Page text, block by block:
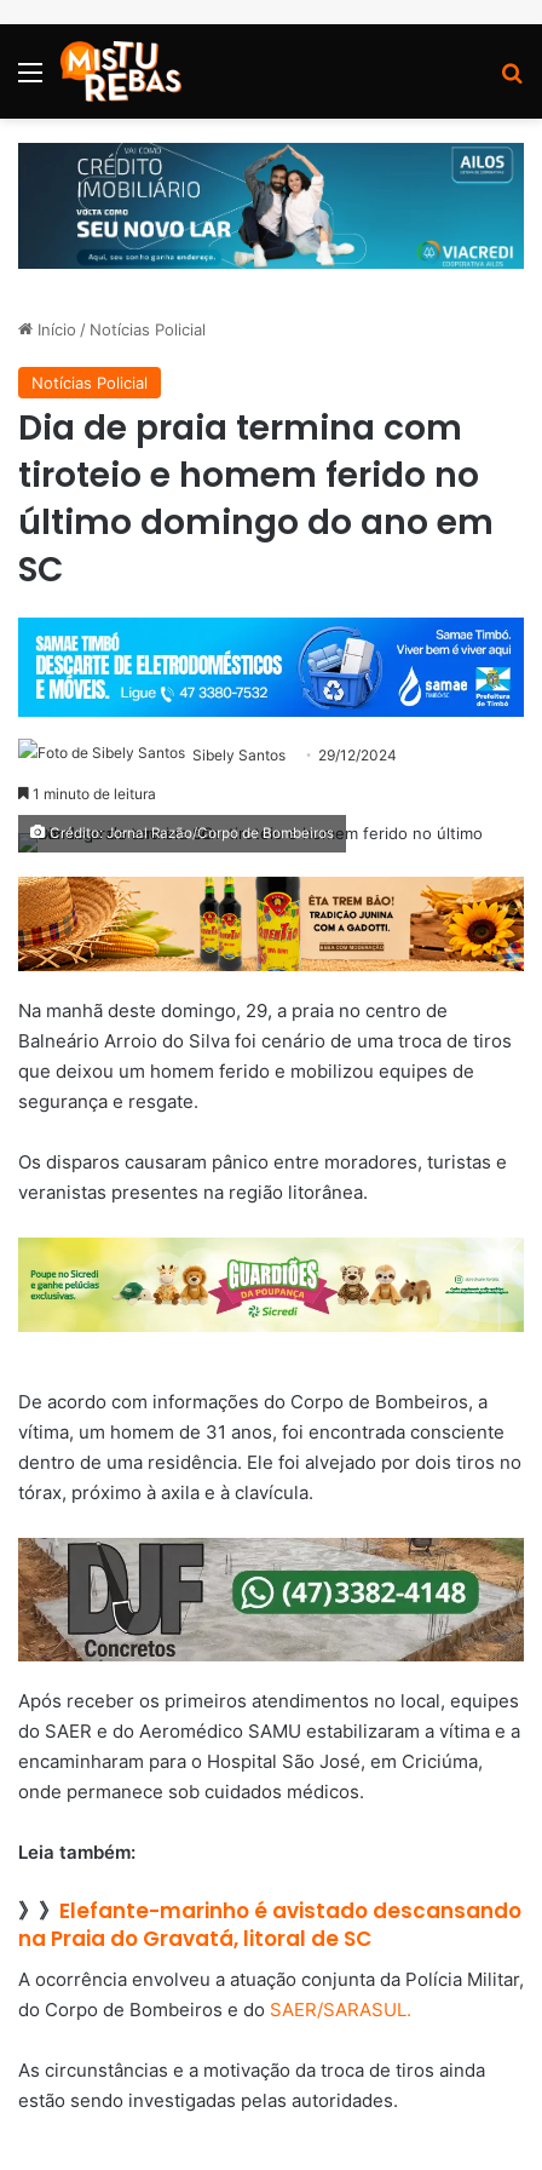
Menu
Início / Notícias Policial
Notícias Policial
Dia de praia termina com
tiroteio e homem ferido no
último domingo do ano em
SC
Sibely Santos 29/12/2024
1 minuto de leitura
Crédito: Jornal Razão/Corpo de Bombeiros
Na manhã deste domingo, 29, a praia no centro de
Balneário Arroio do Silva foi cenário de uma troca de tiros
que deixou um homem ferido e mobilizou equipes de
segurança e resgate.
Os disparos causaram pânico entre moradores, turistas e
veranistas presentes na região litorânea.
De acordo com informações do Corpo de Bombeiros, a
vítima, um homem de 31 anos, foi encontrada consciente
dentro de uma residência. Ele foi alvejado por dois tiros no
tórax, próximo à axila e à clavícula.
Após receber os primeiros atendimentos no local, equipes
do SAER e do Aeromédico SAMU estabilizaram a vítima e a
encaminharam para o Hospital São José, em Criciúma,
onde permanece sob cuidados médicos.
Leia também:
》》 Elefante-marinho é avistado descansando
na Praia do Gravatá, litoral de SC
A ocorrência envolveu a atuação conjunta da Polícia Militar,
do Corpo de Bombeiros e do SAER/SARASUL.
As circunstâncias e a motivação da troca de tiros ainda
estão sendo investigadas pelas autoridades.